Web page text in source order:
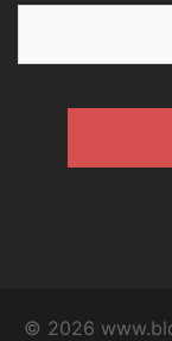
© 2026